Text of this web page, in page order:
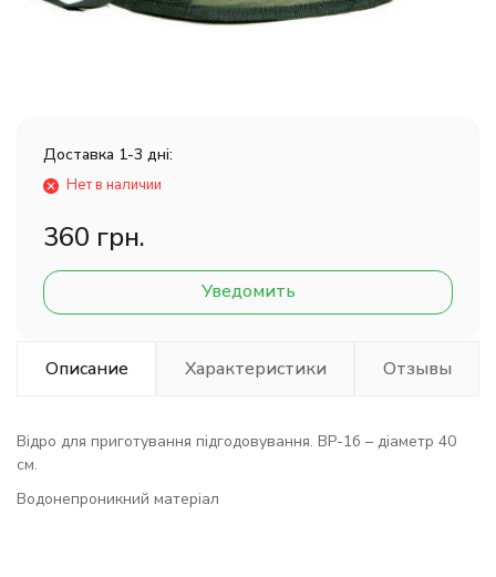
Доставка 1-3 дні:
Нет в наличии
360 грн.
Уведомить
Описание Характеристики Отзывы
Відро для приготування підгодовування. ВР-1б – діаметр 40
см.
Водонепроникний матеріал